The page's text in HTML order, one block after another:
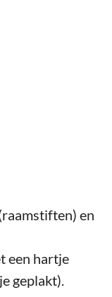
en
een hartje
geplakt).